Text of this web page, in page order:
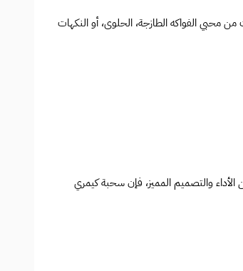
( 12 نكهة متنوعة)، سواء كنت من محبي الفواكه الطازجة، الحلوى، أو النكهات
والتصميم المميز، فإن سحبة كيمري